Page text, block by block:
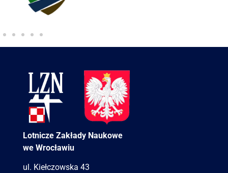
Lotnicze Zakłady Naukowe
we Wrocławiu
ul. Kiełczowska 43